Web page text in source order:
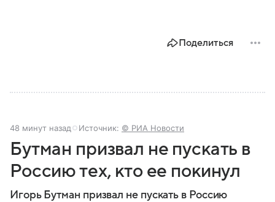
Поделиться
48 минут назад Источник: © РИА Новости
Бутман призвал не пускать в
Россию тех, кто ее покинул
Игорь Бутман призвал не пускать в Россию